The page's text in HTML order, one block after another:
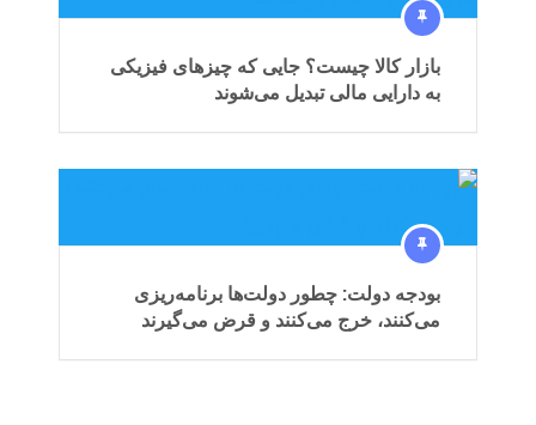
بازار کالا چیست؟ جایی که چیزهای فیزیکی
به دارایی مالی تبدیل می‌شوند
بودجه دولت: چطور دولت‌ها برنامه‌ریزی
می‌کنند، خرج می‌کنند و قرض می‌گیرند